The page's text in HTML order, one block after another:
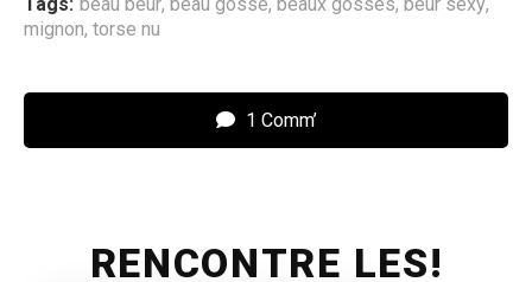
mignon, torse nu
1 Comm’
RENCONTRE LES!